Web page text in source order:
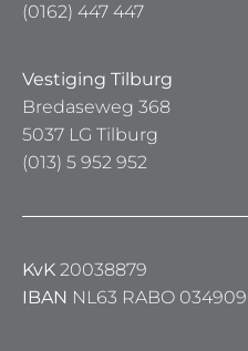
(0162) 447 447
Vestiging Tilburg
Bredaseweg 368
5037 LG Tilburg
(013) 5 952 952
KvK 20038879
IBAN NL63 RABO